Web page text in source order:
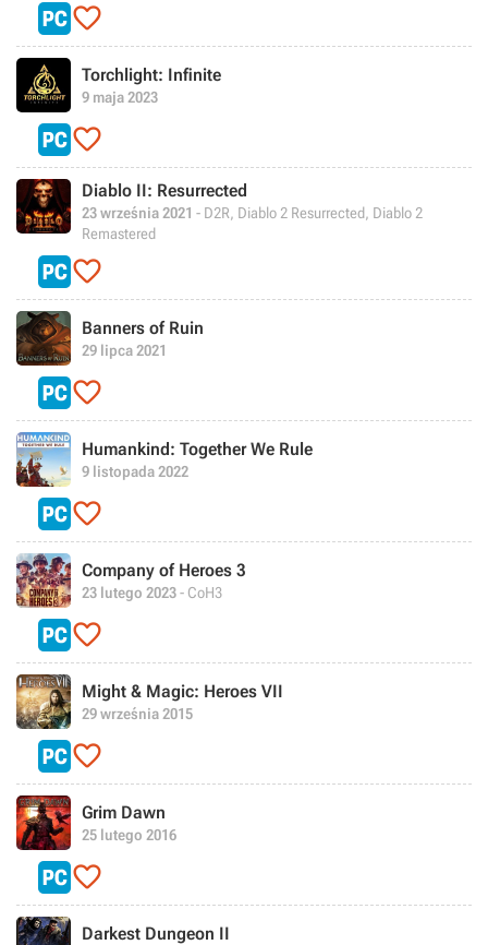

Torchlight: Infinite
9 maja 2023

Diablo II: Resurrected
23 września 2021 - D2R, Diablo 2 Resurrected, Diablo 2
Remastered

Banners of Ruin
29 lipca 2021

Humankind: Together We Rule
9 listopada 2022

Company of Heroes 3
23 lutego 2023- CoH3

Might & Magic: Heroes VII
29 września 2015

Grim Dawn
25 lutego 2016

Darkest Dungeon II